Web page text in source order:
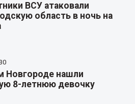
ВСУ атаковали
область в ночь на
Новгороде нашли
8-летнюю девочку